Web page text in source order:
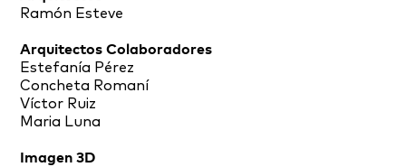
Ramón Esteve
Arquitectos Colaboradores
Estefanía Pérez
Concheta Romaní
Víctor Ruiz
Maria Luna
Imagen 3D